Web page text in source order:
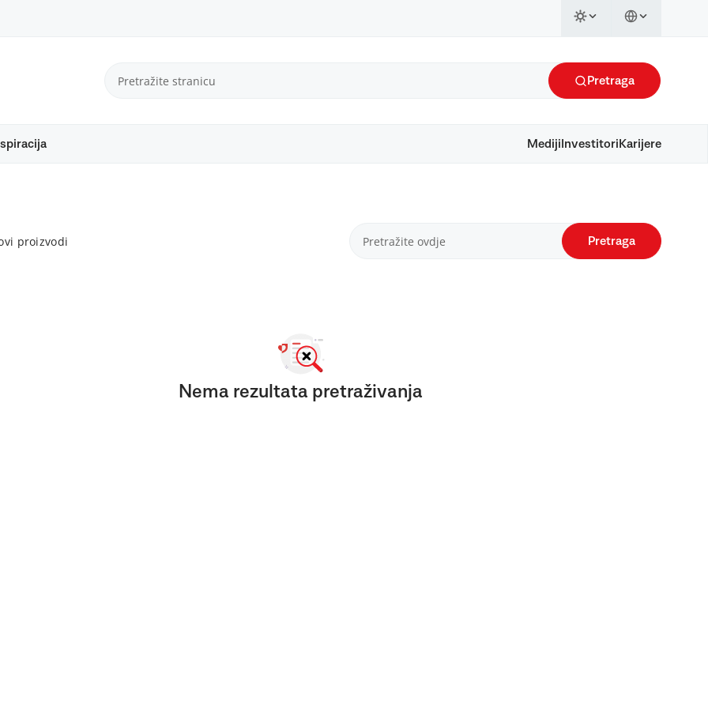
Pretraga
Mediji Investitori Karijere
proizvodi Pretraga
Nema rezultata pretraživanja